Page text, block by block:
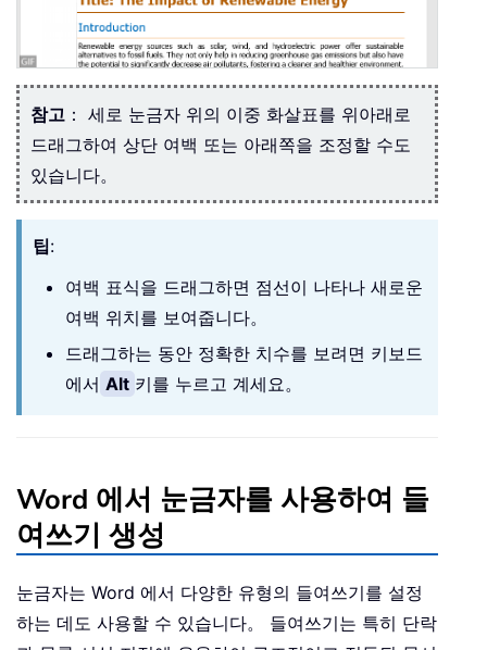
참고 ： 세로 눈금자 위의 이중 화살표를 위아래로
드래그하여 상단 여백 또는 아래쪽을 조정할 수도
있습니다。
팁:
여백 표식을 드래그하면 점선이 나타나 새로운
여백 위치를 보여줍니다。
드래그하는 동안 정확한 치수를 보려면 키보드
에서 Alt 키를 누르고 계세요。
Word 에서 눈금자를 사용하여 들
여쓰기 생성
눈금자는 Word 에서 다양한 유형의 들여쓰기를 설정
하는 데도 사용할 수 있습니다。 들여쓰기는 특히 단락